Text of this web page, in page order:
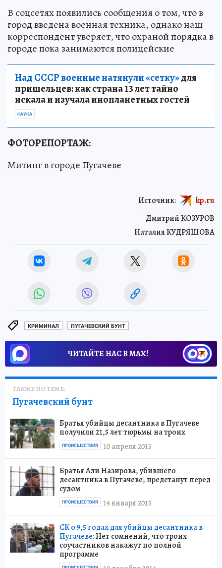
В соцсетях появились сообщения о том, что в
город введена военная техника, однако наш
корреспондент уверяет, что охраной порядка в
городе пока занимаются полицейские
Над СССР военные натянули «сетку»для
пришельцев: как страна 13 лет тайно
искала и изучала инопланетных гостей
НАУКА
ФОТОРЕПОРТАЖ:
Митинг в городе Пугачеве
Дмитрий КОЗУРОВ
Наталия КУДРЯШОВА
Источник: kp.ru
КРИМИНАЛ ПУГАЧЕВСКИЙ БУНТ
ЧИТАЙТЕ НАС В МАХ!
ТАКЖЕ ПО ТЕМЕ:
Пугачевский бунт
Братья убийцы десантника в Пугачеве
получили 21,5 лет тюрьмы на троих
10 апреля 2015
ПРОИСШЕСТВИЯ
Братья Али Назирова, убившего
десантника в Пугачеве, предстанут перед
судом
14 января 2015
ПРОИСШЕСТВИЯ
СК о 9,5 годах для убийцы десантника в
Пугачеве:Нет сомнений, что троих
соучастников накажут по полной
программе